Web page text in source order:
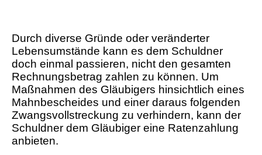
Durch diverse Gründe oder veränderter
Lebensumstände kann es dem Schuldner
doch einmal passieren, nicht den gesamten
Rechnungsbetrag zahlen zu können. Um
Maßnahmen des Gläubigers hinsichtlich eines
Mahnbescheides und einer daraus folgenden
Zwangsvollstreckung zu verhindern, kann der
Schuldner dem Gläubiger eine Ratenzahlung
anbieten.